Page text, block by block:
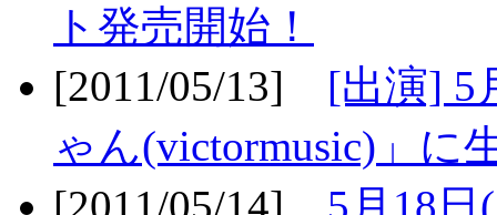
ト発売開始！
[2011/05/13] [出演] 5
ゃん(victormusic)」に
[2011/05/14] 5月18